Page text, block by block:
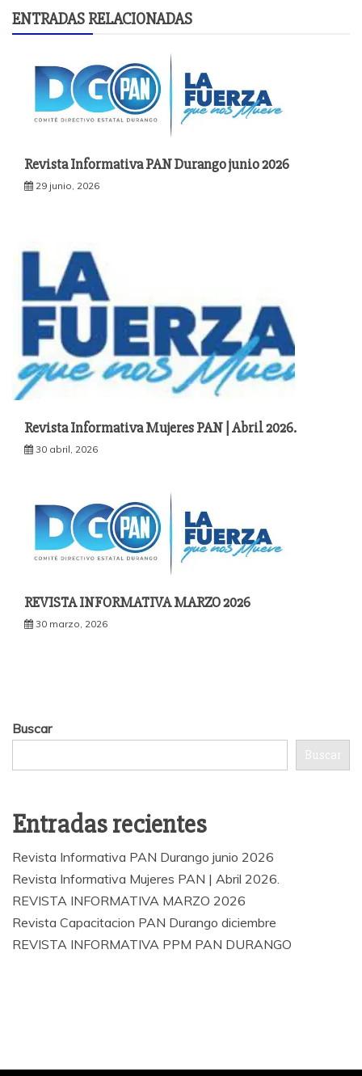
ENTRADAS RELACIONADAS
Revista Informativa PAN Durango junio 2026
29 junio, 2026
Revista Informativa Mujeres PAN | Abril 2026.
30 abril, 2026
REVISTA INFORMATIVA MARZO 2026
30 marzo, 2026
Buscar
Buscar
Entradas recientes
Revista Informativa PAN Durango junio 2026
Revista Informativa Mujeres PAN | Abril 2026.
REVISTA INFORMATIVA MARZO 2026
Revista Capacitacion PAN Durango diciembre
REVISTA INFORMATIVA PPM PAN DURANGO